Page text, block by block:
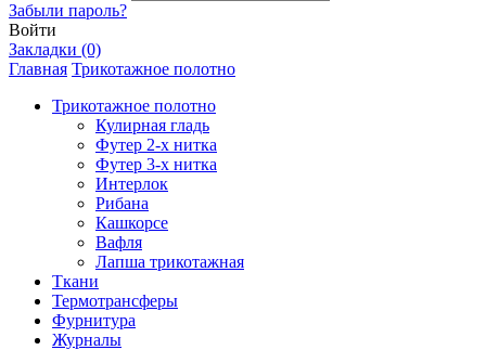
Забыли пароль?
Войти
Закладки (0)
Главная Трикотажное полотно
Трикотажное полотно
Кулирная гладь
Футер 2-х нитка
Футер 3-х нитка
Интерлок
Рибана
Кашкорсе
Вафля
Лапша трикотажная
Ткани
Термотрансферы
Фурнитура
Журналы